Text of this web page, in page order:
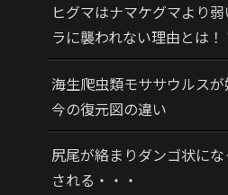
ヒグマはナマケグマより
ラに襲われない理由とは！
海生爬虫類モササウルス
今の復元図の違い
尻尾が絡まりダンゴ状に
される・・・